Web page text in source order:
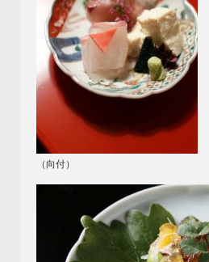
（向付）